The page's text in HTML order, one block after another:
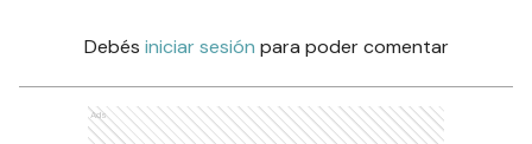
Debés iniciar sesión para poder comentar
Ads